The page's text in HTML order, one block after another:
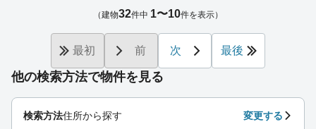
他の検索方法で物件を見る
検索方法住所から探す 変更する
（建物32件中 1〜10件を表示）
最初 前 次 最後